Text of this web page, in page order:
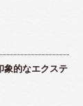
象的なエクステ